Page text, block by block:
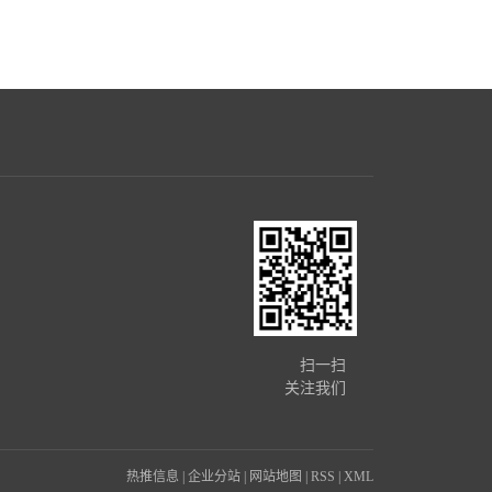
扫一扫
关注我们
热推信息 |企业分站 | 网站地图 |RSS | XML